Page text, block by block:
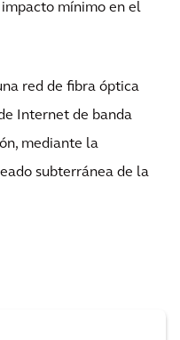
mínimo en el
red de fibra óptica
Internet de banda
mediante la
subterránea de la